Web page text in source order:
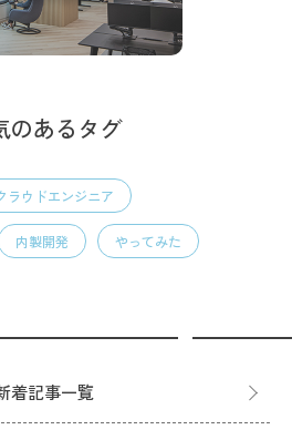
のあるタグ
ラウドエンジニア
内製開発 やってみた
着記事一覧